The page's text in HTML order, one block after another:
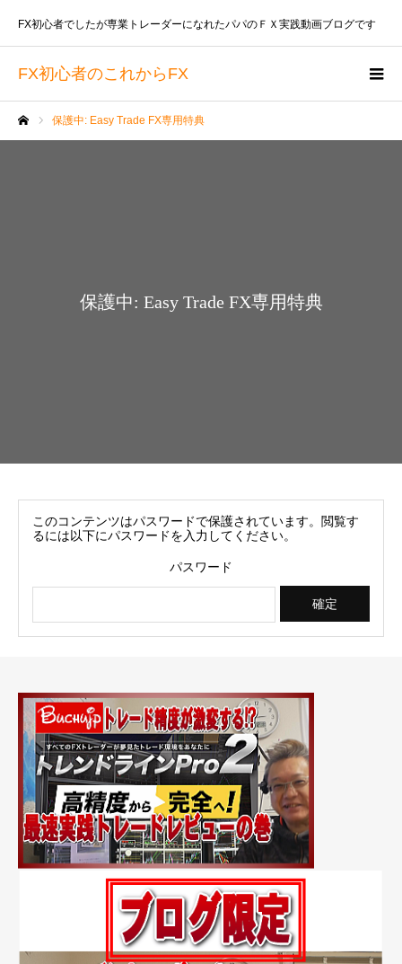
FX初心者のこれからFX
FX初心者でしたが専業トレーダーになれたパパのＦＸ実践動画ブログです
保護中: Easy Trade FX専用特典
保護中: Easy Trade FX専用特典
このコンテンツはパスワードで保護されています。閲覧す
るには以下にパスワードを入力してください。
パスワード